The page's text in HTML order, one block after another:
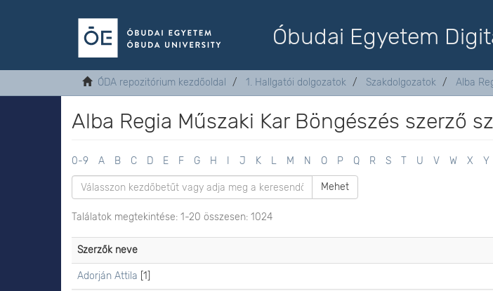
Óbudai Egyetem
ÓDA repozitórium kezdőoldal 1. Hallgatói dolgozatok Szakdolgozatok Alba
Alba Regia Műszaki Kar Böngészés szerző
0-9 A B C D E F G H J K L M N O P Q R S T U V W X Y
Mehet
Találatok megtekintése: 1-20 összesen: 1024
Szerzők neve
Adorján Attila [1]